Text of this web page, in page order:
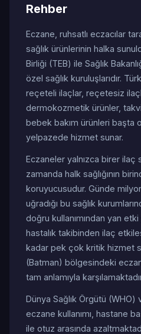
Rehber
Eczane, ruhsatlı eczacılar
sağlık ürünlerinin halka
Birliği (TEB) ile Sağlık
özel sağlık kuruluşlarıdır.
reçeteli ilaçlar, reçetesiz
dermokozmetik ürünler,
bebek bakım ürünleri başta
yelpazede hizmet sunar.
Eczaneler yalnızca birer ilaç
zamanda halk sağlığının
koruyucusudur. Günde
uğradığı bu sağlık
doğru kullanımından yan
hastalık takibinden ilaç
kadar pek çok kritik hizmet
(Batman) bölgesindeki
tam anlamıyla
Dünya Sağlık Örgütü
eczane kullanımı, hastane
ile otuz arasında